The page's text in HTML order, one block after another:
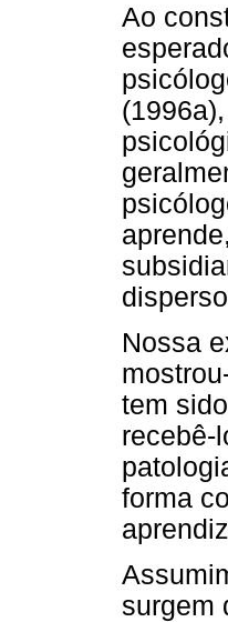
Ao
Nossa
tem
recebê-
forma
surgem